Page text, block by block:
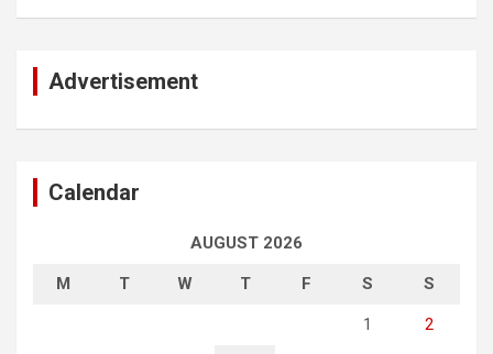
Advertisement
Calendar
AUGUST 2026
M T W T F S S
1 2